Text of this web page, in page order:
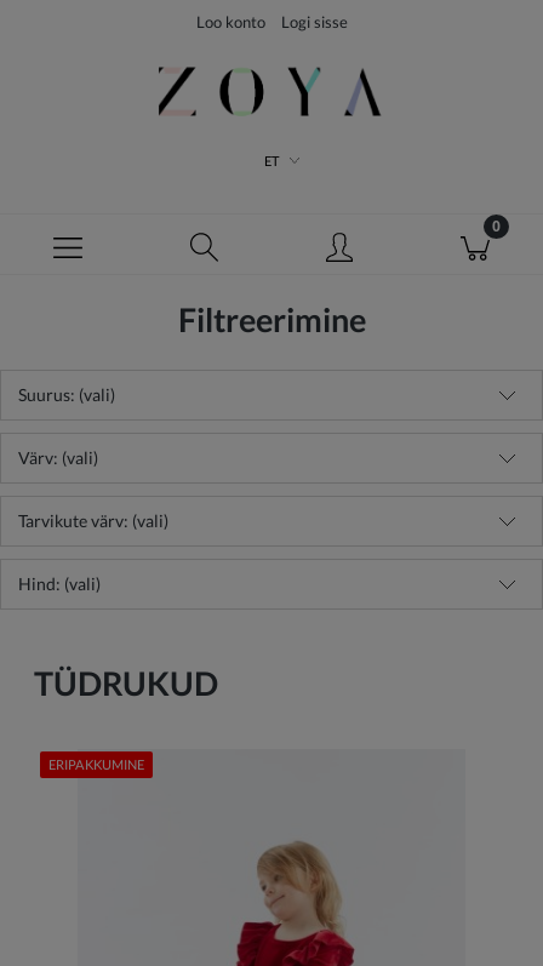
Loo konto Logi sisse
ET
Filtreerimine
Suurus: (vali)
Värv: (vali)
Tarvikute värv: (vali)
Hind: (vali)
TÜDRUKUD
ERIPAKKUMINE